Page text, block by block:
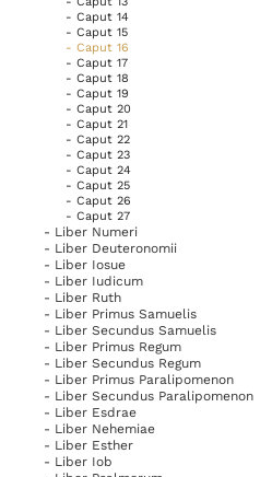
Denzinger
- Caput 14
- Caput 15
- Caput 16
- Caput 17
- Caput 18
- Caput 19
- Caput 20
- Caput 21
- Caput 22
- Caput 23
- Caput 24
- Caput 25
- Caput 26
- Caput 27
- Liber Numeri
- Liber Deuteronomii
- Liber Iosue
- Liber Iudicum
- Liber Ruth
- Liber Primus Samuelis
- Liber Secundus Samuelis
- Liber Primus Regum
- Liber Secundus Regum
- Liber Primus Paralipomenon
- Liber Secundus Paralipomenon
- Liber Esdrae
- Liber Nehemiae
- Liber Esther
- Liber Iob